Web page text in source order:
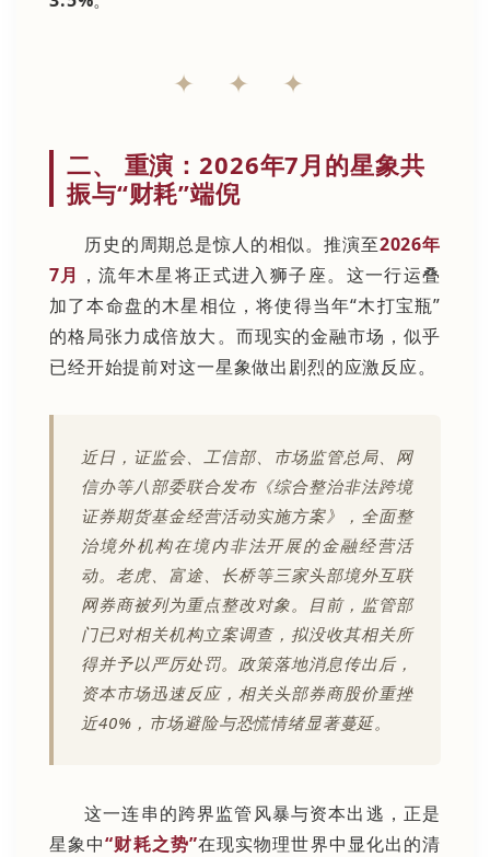
✦ ✦ ✦
二、 重演：2026年7月的星象共
振与“财耗”端倪
历史的周期总是惊人的相似。推演至2026年
7月 ，流年木星将正式进入狮子座。这一行运叠
加了本命盘的木星相位，将使得当年“木打宝瓶”
的格局张力成倍放大。而现实的金融市场，似乎
已经开始提前对这一星象做出剧烈的应激反应。
近日，证监会、工信部、市场监管总局、网
信办等八部委联合发布《综合整治非法跨境
证券期货基金经营活动实施方案》，全面整
治境外机构在境内非法开展的金融经营活
动。老虎、富途、长桥等三家头部境外互联
网券商被列为重点整改对象。目前，监管部
门已对相关机构立案调查，拟没收其相关所
得并予以严厉处罚。政策落地消息传出后，
资本市场迅速反应，相关头部券商股价重挫
近40%，市场避险与恐慌情绪显著蔓延。
这一连串的跨界监管风暴与资本出逃，正是
星象中“财耗之势”在现实物理世界中显化出的清